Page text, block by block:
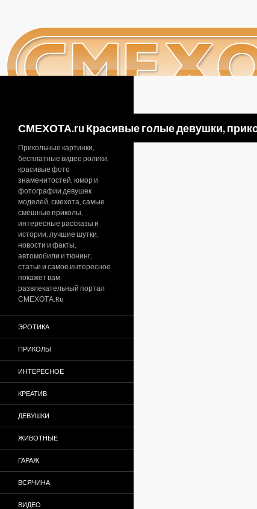
СМЕХОТА.ru Красивые голые девушки,
Прикольные картинки,
бесплатные видео ролики,
красивые фото
знаменитостей, юмор и
фотографии девушек
моделей, смехота, самые
смешные приколы,
интересные рассказы и
истории, лучшие шутки,
новости и факты,
автомобили и тюнинг,
статьи и самое интересное
покажет вам
развлекательный портал
СМЕХОТА.Ru
ЭРОТИКА
ПРИКОЛЫ
ИНТЕРЕСНОЕ
КРЕАТИВ
ДЕВУШКИ
ЖИВОТНЫЕ
ГАРАЖ
ВСЯЧИНА
ВИДЕО